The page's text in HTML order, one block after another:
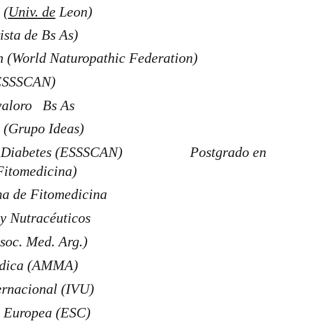
(Univ. de Leon)
de Bs As)
(World Naturopathic Federation)
Bs As
Aplicada (Grupo Ideas)
(ESSSCAN)                   Postgrado en
de Fitomedicina
Nutracéuticos
Med. Arg.)
(AMMA)
(IVU)
(ESC)